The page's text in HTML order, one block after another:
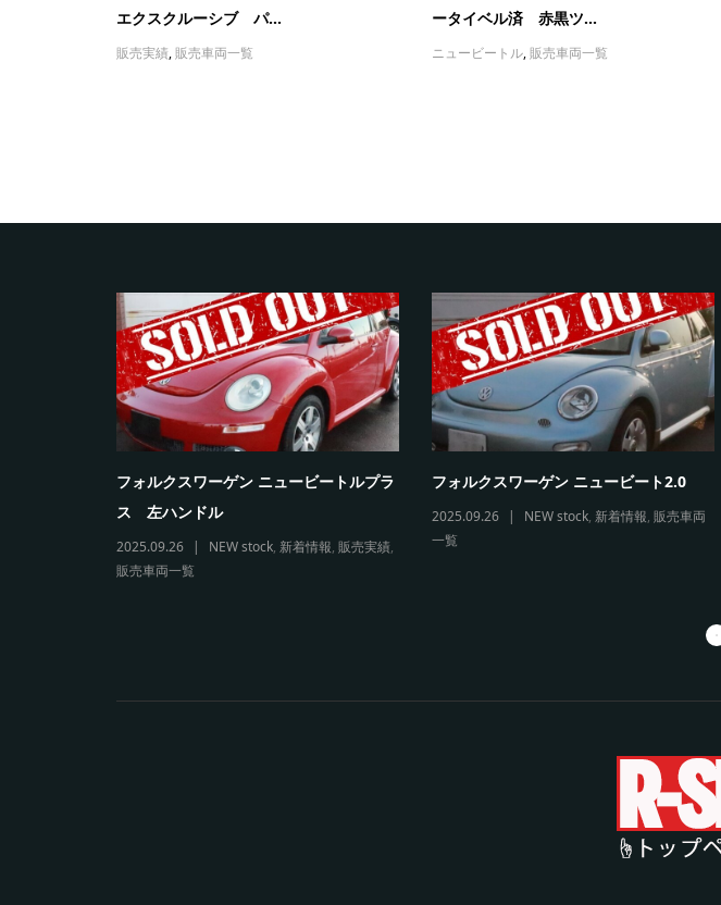
エクスクルーシブ パ...
販売実績,販売車両一覧
ータイベル済 赤黒ツ...
ニュービートル,販売車両一覧
フォルクスワーゲン ニュービートルプラ
ス 左ハンドル
2025.09.26 NEW stock, 新着情報, 販売実績,
販売車両一覧
フォルクスワーゲン ニュービート2.0
2025.09.26 NEW stock, 新着情報, 販売車両
一覧